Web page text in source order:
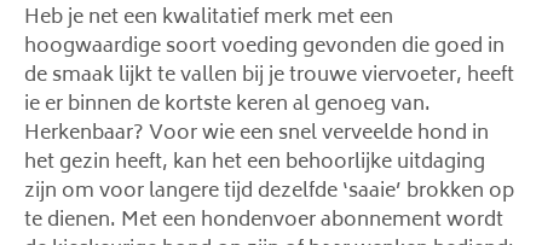
Heb je net een kwalitatief merk met een
hoogwaardige soort voeding gevonden die goed in
de smaak lijkt te vallen bij je trouwe viervoeter, heeft
ie er binnen de kortste keren al genoeg van.
Herkenbaar? Voor wie een snel verveelde hond in
het gezin heeft, kan het een behoorlijke uitdaging
zijn om voor langere tijd dezelfde ‘saaie’ brokken op
te dienen. Met een hondenvoer abonnement wordt